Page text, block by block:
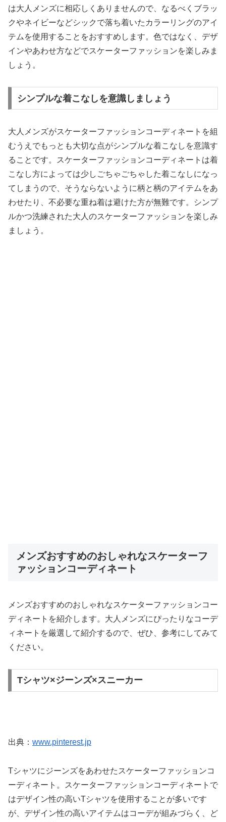
は大人メンズに相応しくありませんので、なるべくブラッ
クやネイビーなどシックで落ち着いたカラーリングのアイ
テムを使用することをおすすめします。色ではなく、デザ
インやあわせ方などでスケーターファッションを楽しみま
しょう。
シンプルな着こなしを意識しましょう
大人メンズがスケーターファッションコーディネートを組
むうえでもっとも大切な点がシンプルな着こなしを意識す
ることです。スケーターファッションコーディネートは着
こなし方によっては少しごちゃごちゃした着こなしになっ
てしまうので、そうならないように柄と柄のアイテムをあ
わせたり、不必要な重ね着は避けた方が無難です。シンプ
ルかつ洗練された大人のスケーターファッションを楽しみ
ましょう。
メンズおすすめのおしゃれなスケーターフ
ァッションコーディネート
メンズおすすめのおしゃれなスケーターファッションコー
ディネートを紹介します。大人メンズにぴったりなコーデ
ィネートを厳選して紹介するので、ぜひ、参考にしてみて
ください。
Tシャツ×ジーンズ×スニーカー
出典： www.pinterest.jp
Tシャツにジーンズをあわせたスケーターファッションコ
ーディネート。スケーターファッションコーディネートで
はデザイン性の高いTシャツを使用することが多いです
が、デザイン性の高いアイテムはコーデが組みづらく、ど